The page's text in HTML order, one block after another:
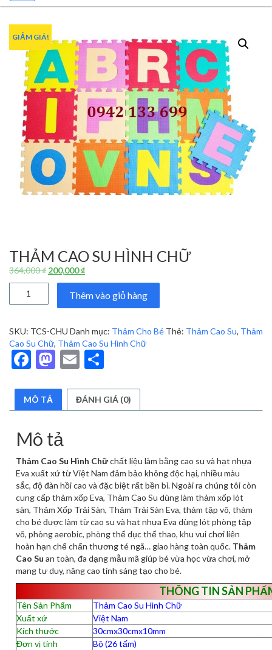
GIẢM GIÁ!
THẢM CAO SU HÌNH CHỮ
364,000₫ Giá
gốc
364,000 ₫.
200,000₫Giá
hiện
tại
là:
Chữ
số
lượng
Thêm vào giỏ hàng
SKU: TCS-CHU Danh mục: Thảm Cho Bé Thẻ: Thảm Cao Su, Thảm
Cao Su Chữ, Thảm Cao Su Hình Chữ
Facebook
Mastodon
Email
MÔ TẢ ĐÁNH GIÁ (0)
Mô tả
Thảm Cao Su Hình Chữchất liệu làm bằng cao su và hạt nhựa
Eva xuất xứ từ Việt Nam đảm bảo không độc hại, nhiều màu
sắc, độ đàn hồi cao và đặc biệt rất bền bỉ. Ngoài ra chúng tôi còn
cung cấp thảm xốp Eva, Thảm Cao Su dùng làm thảm xốp lót
sàn, Thảm Xốp Trải Sàn, Thảm Trải Sàn Eva, thảm tập võ, thảm
cho bé được làm từ cao su và hạt nhựa Eva dùng lót phòng tập
võ, phòng aerobic, phòng thể dục thể thao, khu vui chơi liên
hoàn hạn chế chấn thương té ngã… giao hàng toàn quốc. Thảm
Cao Su an toàn, đa dạng mẫu mã giúp bé vừa học vừa chơi, mở
mang tư duy, nâng cao tính sáng tạo cho bé.
THÔNG TIN SẢN
Tên Sản Phẩm
Thảm Cao Su Hình Chữ
Xuất xứ
Việt Nam
Kích thước
30cmx30cmx10mm
Đơn vị tính
Bộ (26 tấm)